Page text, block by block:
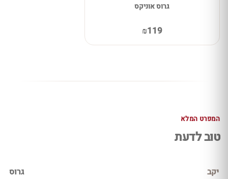
גרוס אוניקס
₪119
המפרט המלא
טוב לדעת
יקב גרוס